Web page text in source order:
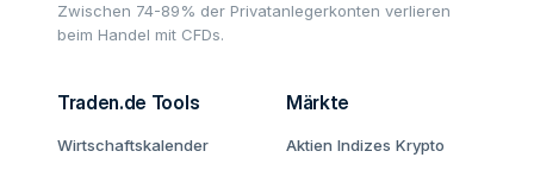
Zwischen 74-89% der Privatanlegerkonten verlieren
beim Handel mit CFDs.
Traden.de Tools
Wirtschaftskalender
Märkte
Aktien Indizes Krypto